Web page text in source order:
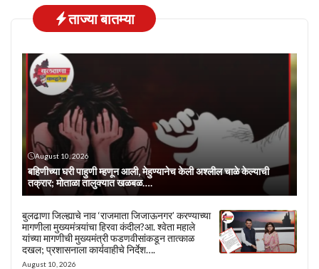
ताज्या बातम्या
August 10, 2026
बहिणीच्या घरी पाहुणी म्हणून आली, मेहुण्यानेच केली अश्लील चाळे केल्याची
तक्रार; मोताळा तालुक्यात खळबळ….
बुलढाणा जिल्ह्याचे नाव ‘राजमाता जिजाऊनगर’ करण्याच्या
मागणीला मुख्यमंत्र्यांचा हिरवा कंदील?आ. श्वेता महाले
यांच्या मागणीची मुख्यमंत्री फडणवीसांकडून तात्काळ
दखल; प्रशासनाला कार्यवाहीचे निर्देश….
August 10, 2026